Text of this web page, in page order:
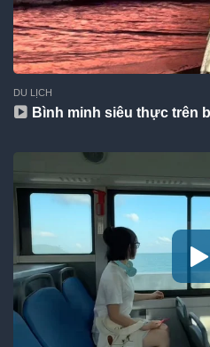
DU LỊCH
Bình minh siêu thực trên